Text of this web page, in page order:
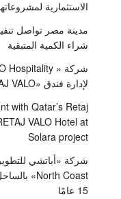
الاستثمارية
مدينة مصر تواصل
شراء الكمية المتبقية
لإدارة فندق «RETAJ VALO» بمشروع «Solara»
with Qatar’s Retaj
VALO Hotel at
Solara project
15 عامًا